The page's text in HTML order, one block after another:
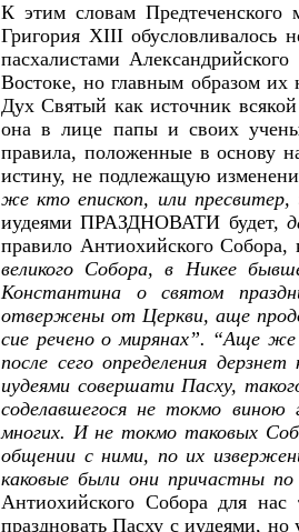
К этим словам
Григория ХIII обусловливалось
пасхалистами
Востоке, но главным образом
Дух Святый как источник
она в лице папы и своих
правила, положенные в основу
истину, не подлежащую
же кто епископ, или пресвитер,
иудеями ПРАЗДНОВАТИ будет,
правило Антиохийского Собора,
великого Собора, в Никее
Константина о святом
отвержены от Церкви, аще
сие речено о мирянах”. “Аще же
после сего определения
иудеями совершати Пасху,
соделавшегося не токмо виною
многих. И не токмо таковых
общении с ними, по их
каковые были они причастны
Антиохийского Собора для нас
праздновать Пасху с иудеями,